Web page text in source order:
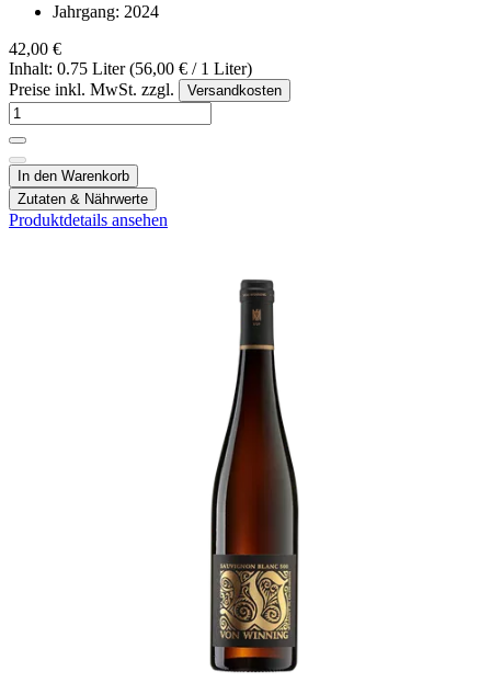
Jahrgang: 2024
42,00 €
Inhalt: 0.75 Liter (56,00 € / 1 Liter)
Preise inkl. MwSt. zzgl.
Versandkosten
In den Warenkorb
Zutaten & Nährwerte
Produktdetails ansehen